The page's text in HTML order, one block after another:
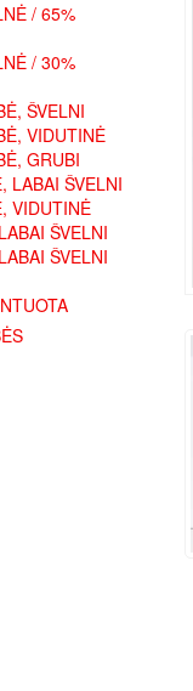
/ 65%
/ 30%
ŠVELNI
VIDUTINĖ
GRUBI
LABAI ŠVELNI
VIDUTINĖ
ŠVELNI
ŠVELNI